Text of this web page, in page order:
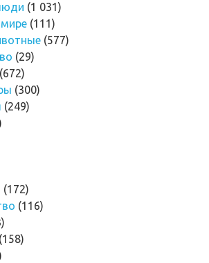
(1 031)
(111)
(577)
(29)
(672)
(300)
(249)
(172)
(116)
(158)